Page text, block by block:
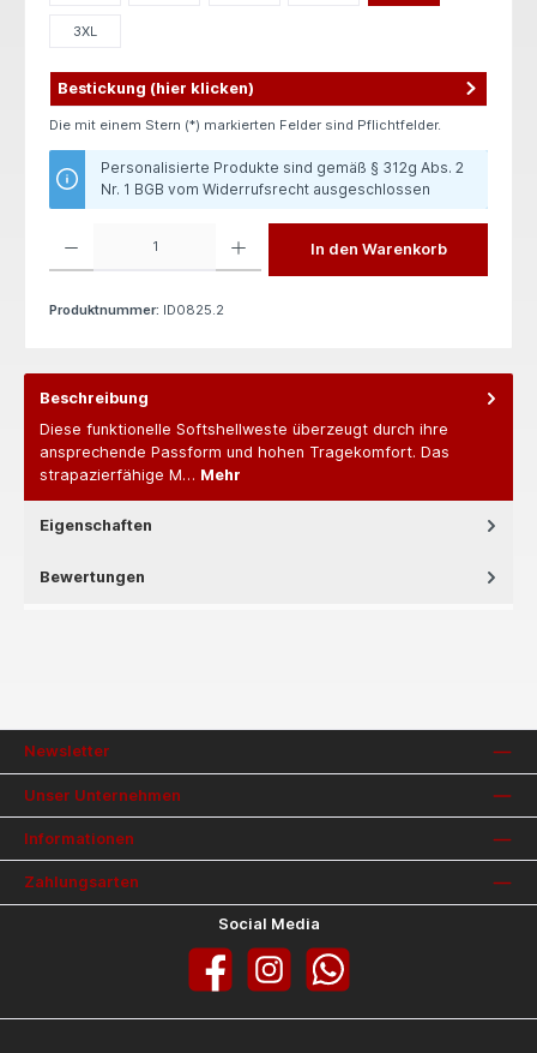
3XL
Bestickung (hier klicken)
Die mit einem Stern (*) markierten Felder sind Pflichtfelder.
Personalisierte Produkte sind gemäß § 312g Abs. 2
Nr. 1 BGB vom Widerrufsrecht ausgeschlossen
In den Warenkorb
Produktnummer: ID0825.2
Beschreibung
Diese funktionelle Softshellweste überzeugt durch ihre
ansprechende Passform und hohen Tragekomfort. Das
strapazierfähige M… Mehr
Eigenschaften
Bewertungen
Newsletter
Unser Unternehmen
Informationen
Zahlungsarten
Social Media
Facebook InstagramWhatsApp